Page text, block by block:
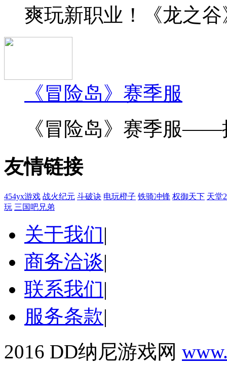
爽玩新职业！《龙之
《冒险岛》赛季服
《冒险岛》赛季服——
友情链接
454yx游戏 战火纪元 斗破诀 电玩橙子 铁骑冲锋 权御天下 天堂
玩 三国吧兄弟
关于我们|
商务洽谈|
联系我们|
服务条款|
2016 DD纳尼游戏网